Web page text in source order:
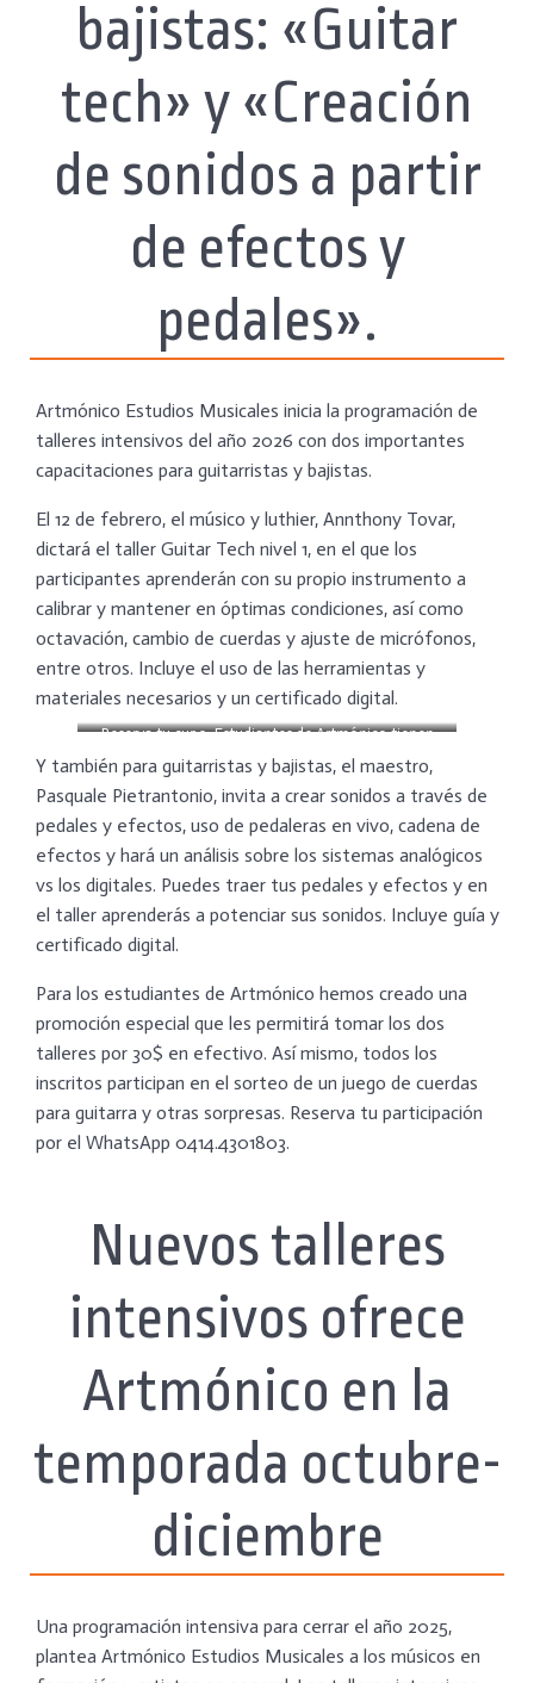
bajistas: «Guitar
tech» y «Creación
de sonidos a partir
de efectos y
pedales».
Artmónico Estudios Musicales inicia la programación de
talleres intensivos del año 2026 con dos importantes
capacitaciones para guitarristas y bajistas.
El 12 de febrero, el músico y luthier, Annthony Tovar,
dictará el taller Guitar Tech nivel 1, en el que los
participantes aprenderán con su propio instrumento a
calibrar y mantener en óptimas condiciones, así como
octavación, cambio de cuerdas y ajuste de micrófonos,
entre otros. Incluye el uso de las herramientas y
materiales necesarios y un certificado digital.
Reserva tu cupo. Estudiantes de Artmónico tienen
descuentos especiales.
Y también para guitarristas y bajistas, el maestro,
Pasquale Pietrantonio, invita a crear sonidos a través de
pedales y efectos, uso de pedaleras en vivo, cadena de
efectos y hará un análisis sobre los sistemas analógicos
vs los digitales. Puedes traer tus pedales y efectos y en
el taller aprenderás a potenciar sus sonidos. Incluye guía y
certificado digital.
Para los estudiantes de Artmónico hemos creado una
promoción especial que les permitirá tomar los dos
talleres por 30$ en efectivo. Así mismo, todos los
inscritos participan en el sorteo de un juego de cuerdas
para guitarra y otras sorpresas. Reserva tu participación
por el WhatsApp 0414.4301803.
Nuevos talleres
intensivos ofrece
Artmónico en la
temporada octubre-
diciembre
Una programación intensiva para cerrar el año 2025,
plantea Artmónico Estudios Musicales a los músicos en